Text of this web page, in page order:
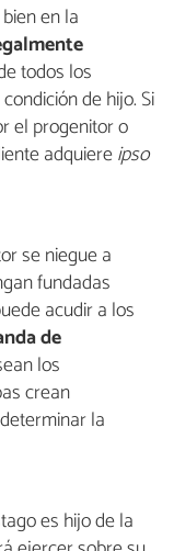
en la
todos los
de hijo. Si
el progenitor o
adquiereipso
se niegue a
fundadas
acudir a los
de
los
crean
la
es hijo de la